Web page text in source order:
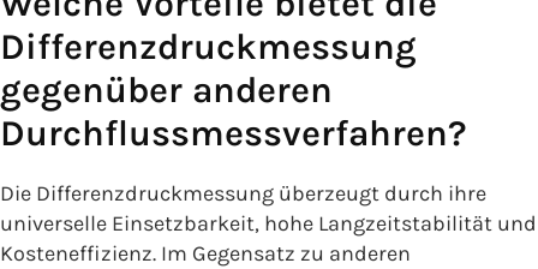
Differenzdruckmessung
gegenüber anderen
Durchflussmessverfahren?
Die Differenzdruckmessung überzeugt durch ihre
universelle Einsetzbarkeit, hohe Langzeitstabilität und
Kosteneffizienz. Im Gegensatz zu anderen